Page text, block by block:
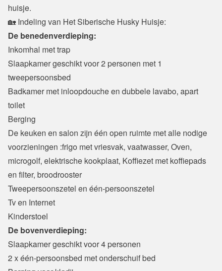
huisje.
🏡 Indeling van Het Siberische Husky Huisje:
De benedenverdieping:
Inkomhal met trap
Slaapkamer geschikt voor 2 personen met 1
tweepersoonsbed
Badkamer met inloopdouche en dubbele lavabo, apart
toilet
Berging
De keuken en salon zijn één open ruimte met alle nodige
voorzieningen :​frigo met vriesvak, vaatwasser, Oven,
microgolf, elektrische kookplaat, Koffiezet met koffiepads
en filter, broodrooster
Tweepersoonszetel en één-persoonszetel
Tv en Internet
Kinderstoel
De bovenverdieping:
Slaapkamer geschikt voor 4 personen
2 x één-persoonsbed met onderschuif bed